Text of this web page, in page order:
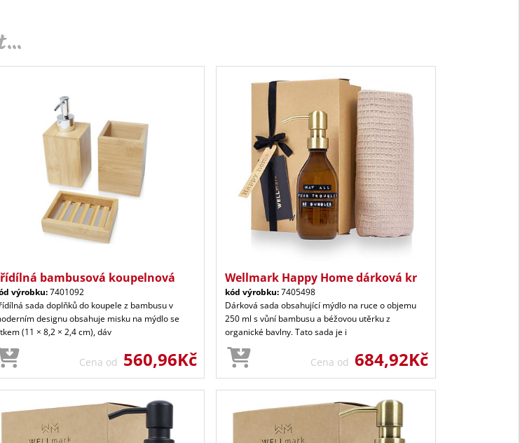
bambusová koupelnová
výrobku:7401092
sada doplňků do koupele z bambusu v
designu obsahuje misku na mýdlo se
(11 × 8,2 × 2,4 cm), dáv
Cena od 560,96Kč
Wellmark Happy Home dárková kr
kód výrobku:7405498
Dárková sada obsahující mýdlo na ruce o objemu
250 ml s vůní bambusu a béžovou utěrku z
organické bavlny. Tato sada je i
Cena od 684,92Kč